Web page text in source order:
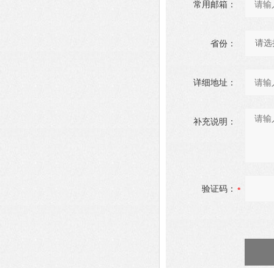
常用邮箱：
省份：
详细地址：
补充说明：
验证码：